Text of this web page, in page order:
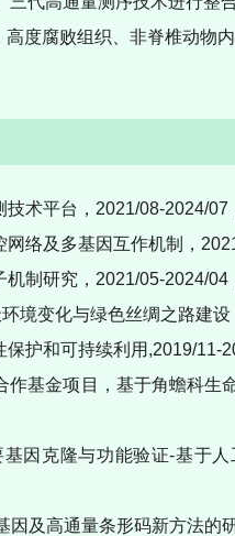
度腐败组织、非脊椎动物
术平台，2021/08-2024/07
络及多基因互作机制，
制研究，2021/05-2024/04
境变化与绿色丝绸之路建设
护和可持续利用,2019/11-
基金项目，基于角蟾科生
因克隆与功能验证-基于
及高通量条形码新方法的